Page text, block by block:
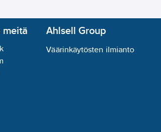
meitä Ahlsell Group
Väärinkäytösten ilmianto